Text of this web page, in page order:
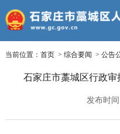
当前位置： 首页> 综合要闻 > 公告
石家庄市藁城区行政
发布时